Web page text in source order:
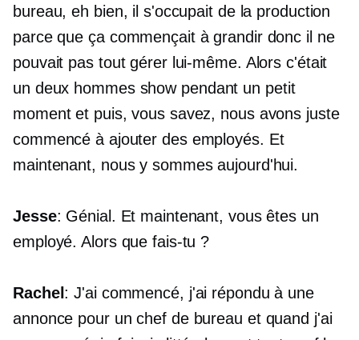
bureau, eh bien, il s'occupait de la production
parce que ça commençait à grandir donc il ne
pouvait pas tout gérer lui-même. Alors c'était
un deux hommesshow pendant un petit
moment et puis, vous savez, nous avons juste
commencé à ajouter des employés. Et
maintenant, nous y sommes aujourd'hui.
Jesse: Génial. Et maintenant, vous êtes un
employé. Alors que fais-tu ?
Rachel : J'ai commencé, j'ai répondu à une
annonce pour un chef de bureau et quand j'ai